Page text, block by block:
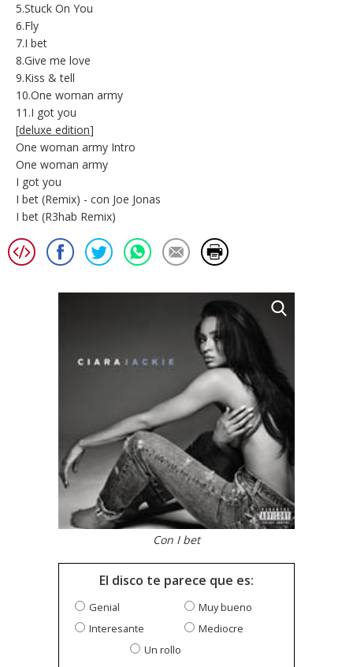
5.Stuck On You
6.Fly
7.I bet
8.Give me love
9.Kiss & tell
10.One woman army
11.I got you
[deluxe edition]
One woman army Intro
One woman army
I got you
I bet (Remix) - con Joe Jonas
I bet (R3hab Remix)
Con I bet
El disco te parece que es:
Genial
Muy bueno
Interesante
Mediocre
Un rollo